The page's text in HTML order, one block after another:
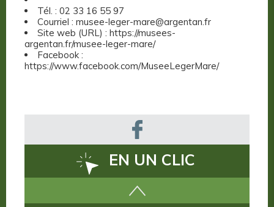
Tél. : 02 33 16 55 97
Courriel : musee-leger-mare@argentan.fr
Site web (URL) : https://musees-
argentan.fr/musee-leger-mare/
Facebook :
https://www.facebook.com/MuseeLegerMare/
EN UN CLIC